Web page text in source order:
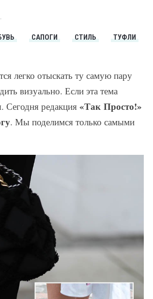
САПОГИ СТИЛЬ
ТУФЛИ
легко отыскать ту самую пару
визуально. Если эта тема
Сегодня редакция «Так Просто!»
. Мы поделимся только самыми